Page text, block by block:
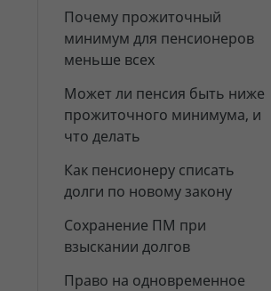
Почему прожиточный
минимум для пенсионеров
меньше всех
Может ли пенсия быть ниже
прожиточного минимума, и
что делать
Как пенсионеру списать
долги по новому закону
Сохранение ПМ при
взыскании долгов
Право на одновременное